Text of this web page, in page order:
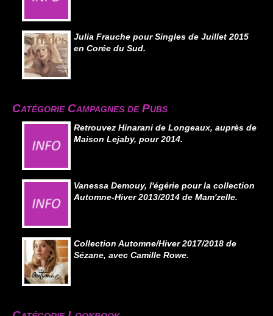
Julia Frauche pour Singles de Juillet 2015
en Corée du Sud.
Catégorie Campagnes de Pubs
Retrouvez Hinarani de Longeaux, auprès de
Maison Lejaby, pour 2014.
Vanessa Demouy, l'égérie pour la collection
Automne-Hiver 2013/2014 de Mam'zelle.
Collection Automne/Hiver 2017/2018 de
Sézane, avec Camille Rowe.